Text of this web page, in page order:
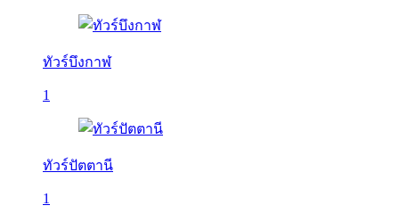
ทัวร์บึงกาฬ
1
ทัวร์ปัตตานี
1